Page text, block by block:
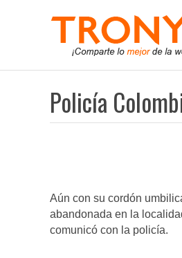
Policía
Aún con su cordón
abandonada en la
comunicó con la policía.